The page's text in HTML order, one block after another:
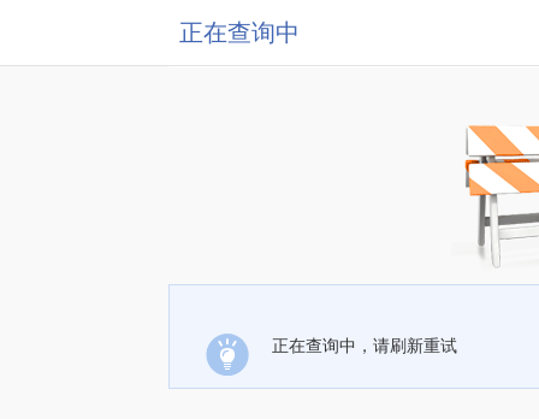
正在查询中
正在查询中，请刷新重试